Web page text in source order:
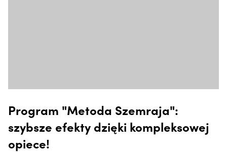
Program "Metoda Szemraja":
szybsze efekty dzięki kompleksowej
opiece!